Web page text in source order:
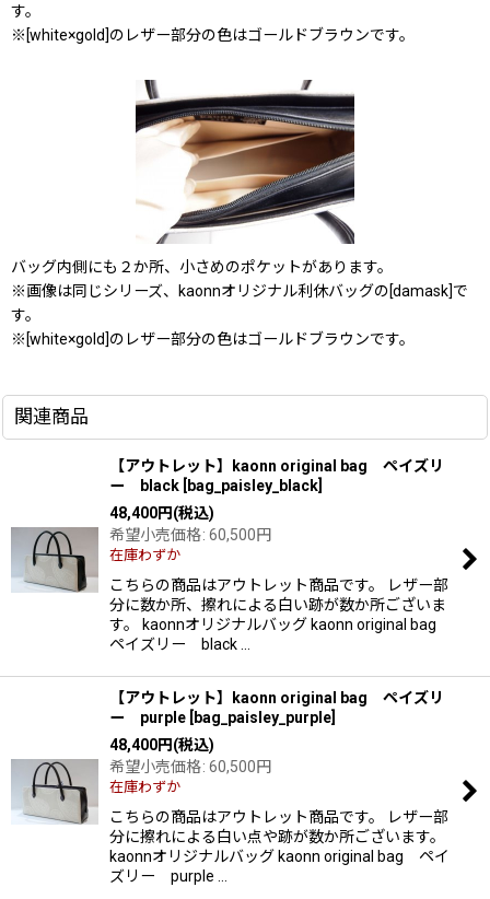
す。
※[white×gold]のレザー部分の色はゴールドブラウンです。
バッグ内側にも２か所、小さめのポケットがあります。
※画像は同じシリーズ、kaonnオリジナル利休バッグの[damask]で
す。
※[white×gold]のレザー部分の色はゴールドブラウンです。
関連商品
【アウトレット】kaonn original bag ペイズリ
ー black
bag_paisley_black
48,400円(税込)
希望小売価格: 60,500円
在庫わずか
こちらの商品はアウトレット商品です。 レザー部
分に数か所、擦れによる白い跡が数か所ございま
す。 kaonnオリジナルバッグ kaonn original bag
ペイズリー black …
【アウトレット】kaonn original bag ペイズリ
ー purple
bag_paisley_purple
48,400円(税込)
希望小売価格: 60,500円
在庫わずか
こちらの商品はアウトレット商品です。 レザー部
分に擦れによる白い点や跡が数か所ございます。
kaonnオリジナルバッグ kaonn original bag ペイ
ズリー purple …